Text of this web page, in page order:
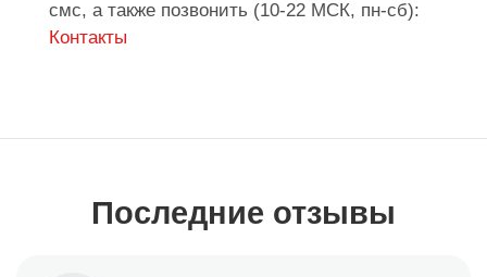
смс, а также позвонить (10-22 МСК, пн-сб):
Контакты
Последние отзывы